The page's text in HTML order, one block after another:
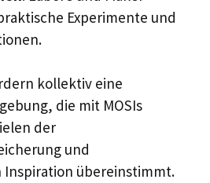
Experimente und
kollektiv eine
die mit MOSIs
der
und
Inspiration übereinstimmt.